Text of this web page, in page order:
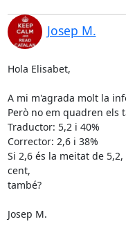
Josep M.
Hola Elisabet,
A mi m'agrada molt la
Però no em quadren els
Traductor: 5,2 i 40%
Corrector: 2,6 i 38%
Si 2,6 és la meitat de
cent,
també?
Josep M.